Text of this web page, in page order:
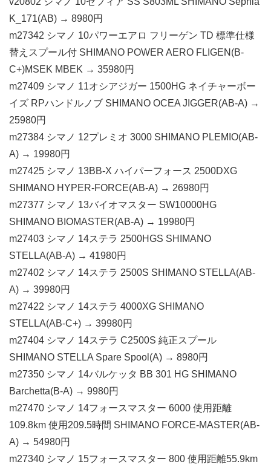
K_171(AB) → 8980円
m27342 シマノ 10パワーエアロ フリーゲン TD 標準仕様
替えスプール付 SHIMANO POWER AERO FLIGEN(B-
C+)MSEK MBEK → 35980円
m27409 シマノ 11オシアジガー 1500HG ネイチャーボー
イズ RPハンドルノブ SHIMANO OCEA JIGGER(AB-A) →
25980円
m27384 シマノ 12プレミオ 3000 SHIMANO PLEMIO(AB-
A) → 19980円
m27425 シマノ 13BB-X ハイパーフォース 2500DXG
SHIMANO HYPER-FORCE(AB-A) → 26980円
m27377 シマノ 13バイオマスター SW10000HG
SHIMANO BIOMASTER(AB-A) → 19980円
m27403 シマノ 14ステラ 2500HGS SHIMANO
STELLA(AB-A) → 41980円
m27402 シマノ 14ステラ 2500S SHIMANO STELLA(AB-
A) → 39980円
m27422 シマノ 14ステラ 4000XG SHIMANO
STELLA(AB-C+) → 39980円
m27404 シマノ 14ステラ C2500S 純正スプール
SHIMANO STELLA Spare Spool(A) → 8980円
m27350 シマノ 14バルケッタ BB 301 HG SHIMANO
Barchetta(B-A) → 9980円
m27470 シマノ 14フォースマスター 6000 使用距離
109.8km 使用209.5時間 SHIMANO FORCE-MASTER(AB-
A) → 54980円
m27340 シマノ 15フォースマスター 800 使用距離55.9km